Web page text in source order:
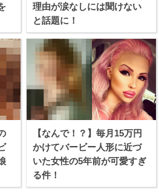
理由が涙なしには聞けない
と話題に！
【なんで！？】毎月15万円
かけてバービー人形に近づ
いた女性の5年前が可愛すぎ
る件！